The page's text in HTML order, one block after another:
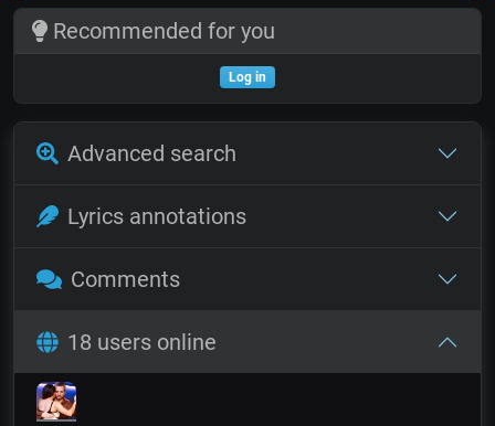
Recommended for you
Log in
Advanced search
Lyrics annotations
Comments
18 users online